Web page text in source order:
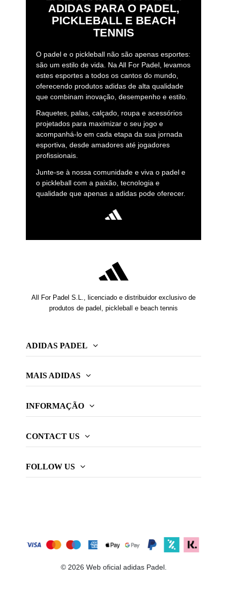
ADIDAS PARA O PADEL,
PICKLEBALL E BEACH
TENNIS
O padel e o pickleball não são apenas esportes:
são um estilo de vida. Na All For Padel, levamos
estes esportes a todos os cantos do mundo,
oferecendo produtos adidas de alta qualidade
que combinam inovação, desempenho e estilo.
Raquetes, palas, calçado, roupa e acessórios
projetados para maximizar o seu jogo e
acompanhá-lo em cada etapa da sua jornada
esportiva, desde amadores até jogadores
profissionais.
Junte-se à nossa comunidade e viva o padel e
o pickleball com a paixão, tecnologia e
qualidade que apenas a adidas pode oferecer.
All For Padel S.L., licenciado e distribuidor exclusivo de
produtos de padel, pickleball e beach tennis
ADIDAS PADEL
MAIS ADIDAS
INFORMAÇÃO
CONTACT US
FOLLOW US
© 2026 Web oficial adidas Padel.